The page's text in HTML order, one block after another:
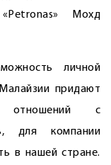
Мохд
личной
придают
отношений с
для компании
в нашей стране.